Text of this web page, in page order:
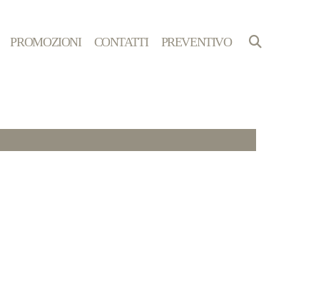
PROMOZIONI CONTATTI PREVENTIVO